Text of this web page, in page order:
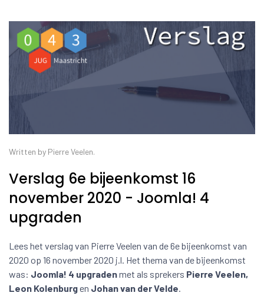
Written by Pierre Veelen.
Verslag 6e bijeenkomst 16
november 2020 - Joomla! 4
upgraden
Lees het verslag van Pierre Veelen van de 6e bijeenkomst van
2020 op 16 november 2020 j.l. Het thema van de bijeenkomst
was: Joomla! 4 upgradenmet als sprekers Pierre Veelen,
Leon Kolenburgen Johan van der Velde.